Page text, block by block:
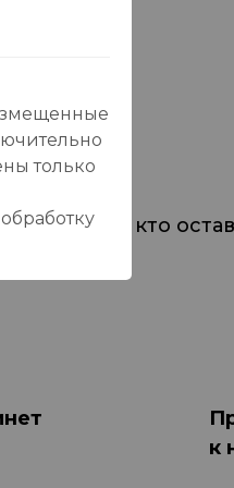
первым, кто
к
только